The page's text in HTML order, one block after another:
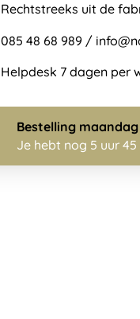
Rechtstreeks uit de
085 48 68 989 /
Helpdesk 7 dagen per
Bestelling maandag
Je hebt nog 5 uur